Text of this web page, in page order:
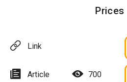
Prices
Link
Article 700